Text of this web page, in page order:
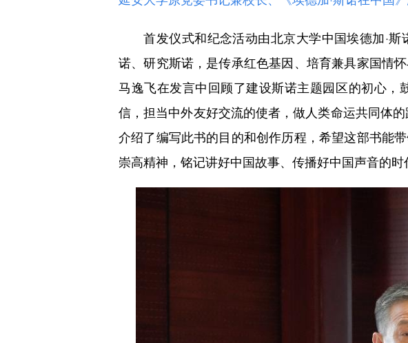
首发仪式和纪念活动由北京大学中国埃德加·斯
诺、研究斯诺，是传承红色基因、培育兼具家国情
马逸飞在发言中回顾了建设斯诺主题园区的初心
信，担当中外友好交流的使者，做人类命运共同体
介绍了编写此书的目的和创作历程，希望这部书能
崇高精神，铭记讲好中国故事、传播好中国声音的时